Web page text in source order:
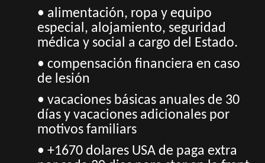
• alimentación, ropa y equipo
especial, alojamiento, seguridad
médica y social a cargo del Estado.
• compensación financiera en caso
de lesión
• vacaciones básicas anuales de 30
días y vacaciones adicionales por
motivos familiars
• +1670 dolares USA de paga extra